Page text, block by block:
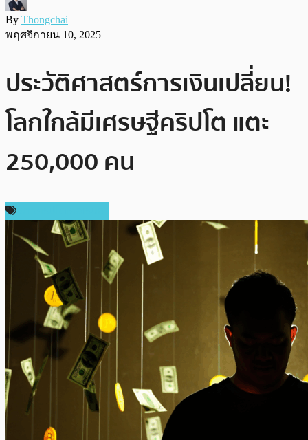
By Thongchai
พฤศจิกายน 10, 2025
ประวัติศาสตร์การเงินเปลี่ยน!
โลกใกล้มีเศรษฐีคริปโต แตะ
250,000 คน